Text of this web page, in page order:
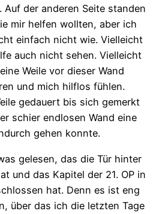
der anderen Seite standen
mir helfen wollten, aber ich
einfach nicht wie. Vielleicht
auch nicht sehen. Vielleicht
Weile vor dieser Wand
und mich hilflos fühlen.
gedauert bis sich gemerkt
schier endlosen Wand eine
gehen konnte.
gelesen, das die Tür hinter
und das Kapitel der 21. OP in
hat. Denn es ist eng
über das ich die letzten Tage